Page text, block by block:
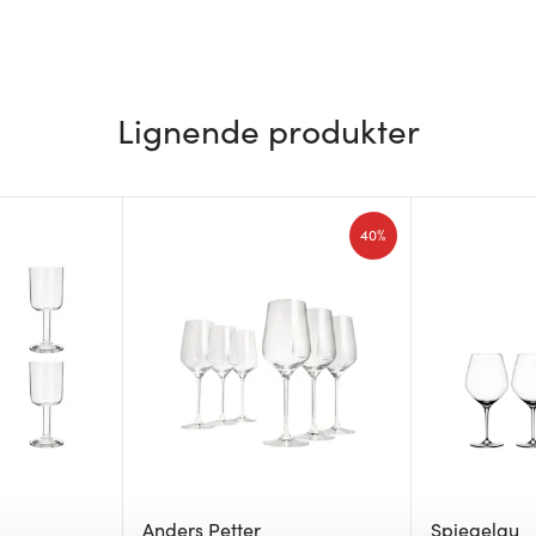
Lignende produkter
Anders Petter
40%
Spiegelau